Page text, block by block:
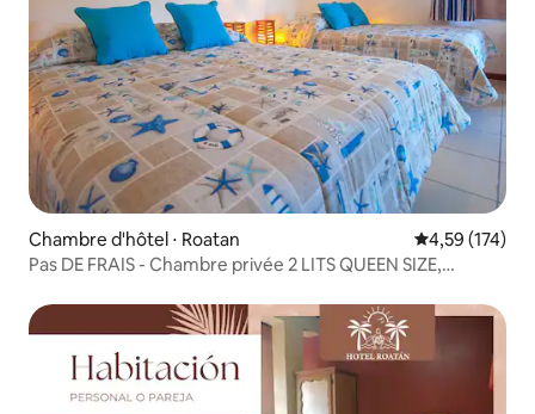
Chambre d'hôtel ⋅ Roatan Évaluation
4,59 (174)
Pas DE FRAIS - Chambre privée 2 LITS QUEEN SIZE,